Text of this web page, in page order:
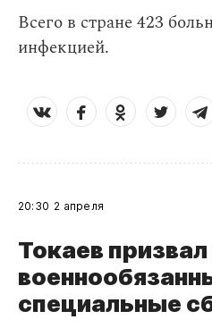
Всего в стране 423
инфекцией.
20:30 2 апреля
Токаев призвал
специальные